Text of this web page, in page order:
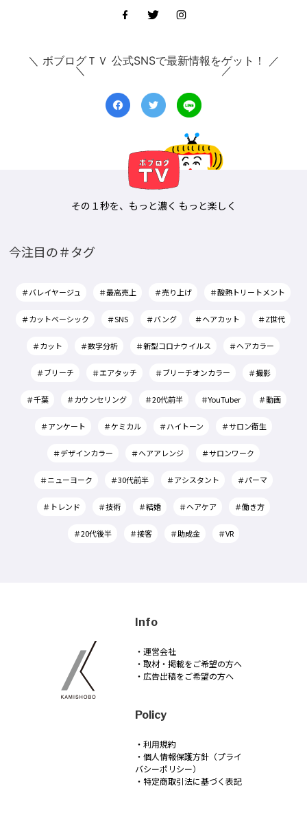
＼ ボブログＴＶ 公式SNSで最新情報をゲット！ ／
その１秒を、もっと濃く もっと楽しく
今注目の＃タグ
＃バレイヤージュ ＃最高売上 ＃売り上げ ＃酸熱トリートメント
＃カットベーシック ＃SNS ＃バング ＃ヘアカット ＃Z世代
＃カット ＃数字分析 ＃新型コロナウイルス ＃ヘアカラー
＃ブリーチ ＃エアタッチ ＃ブリーチオンカラー ＃撮影
＃千葉 ＃カウンセリング ＃20代前半 ＃YouTuber ＃動画
＃アンケート ＃ケミカル ＃ハイトーン ＃サロン衛生
＃デザインカラー ＃ヘアアレンジ ＃サロンワーク
＃ニューヨーク ＃30代前半 ＃アシスタント ＃パーマ
＃トレンド ＃技術 ＃結婚 ＃ヘアケア ＃働き方
＃20代後半 ＃接客 ＃助成金 ＃VR
Info
・運営会社
・取材・掲載をご希望の方へ
・広告出稿をご希望の方へ
Policy
・利用規約
・個人情報保護方針（プライ
バシーポリシー）
・特定商取引法に基づく表記